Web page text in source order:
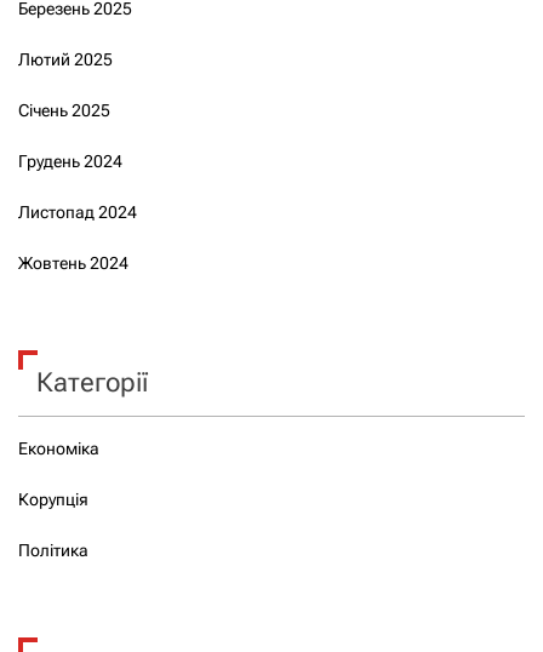
Березень 2025
Лютий 2025
Січень 2025
Грудень 2024
Листопад 2024
Жовтень 2024
Категорії
Економіка
Корупція
Політика